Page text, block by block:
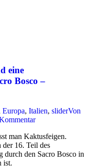
eine
Bosco –
Europa, Italien, sliderVon
man Kaktusfeigen.
der 16. Teil des
durch den Sacro Bosco in
ist.